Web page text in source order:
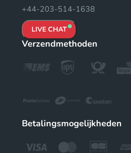
+44-203-514-1638
LIVE CHAT
Verzendmethoden
Betalingsmogelijkheden